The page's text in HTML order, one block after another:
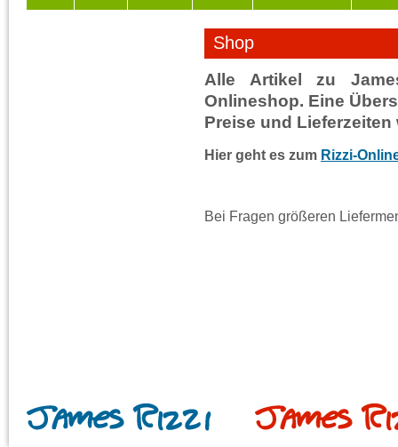
Shop
Alle Artikel zu
Onlineshop. Eine
Preise und
Hier geht es zum Rizzi-
Bei Fragen größeren